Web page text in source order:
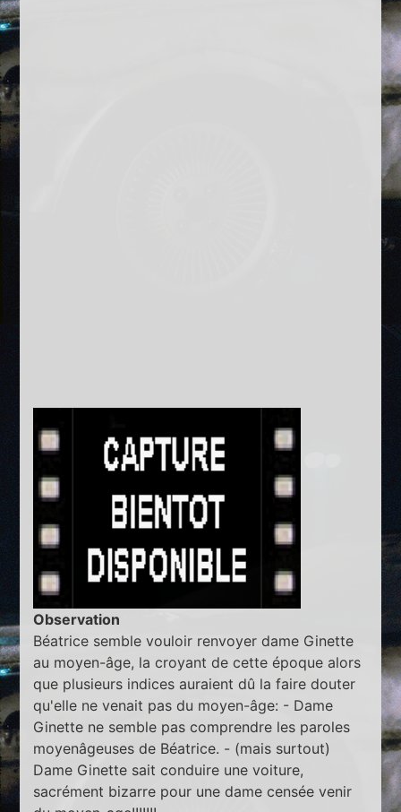
Observation
Béatrice semble vouloir renvoyer dame Ginette
au moyen-âge, la croyant de cette époque alors
que plusieurs indices auraient dû la faire douter
qu'elle ne venait pas du moyen-âge: - Dame
Ginette ne semble pas comprendre les paroles
moyenâgeuses de Béatrice. - (mais surtout)
Dame Ginette sait conduire une voiture,
sacrément bizarre pour une dame censée venir